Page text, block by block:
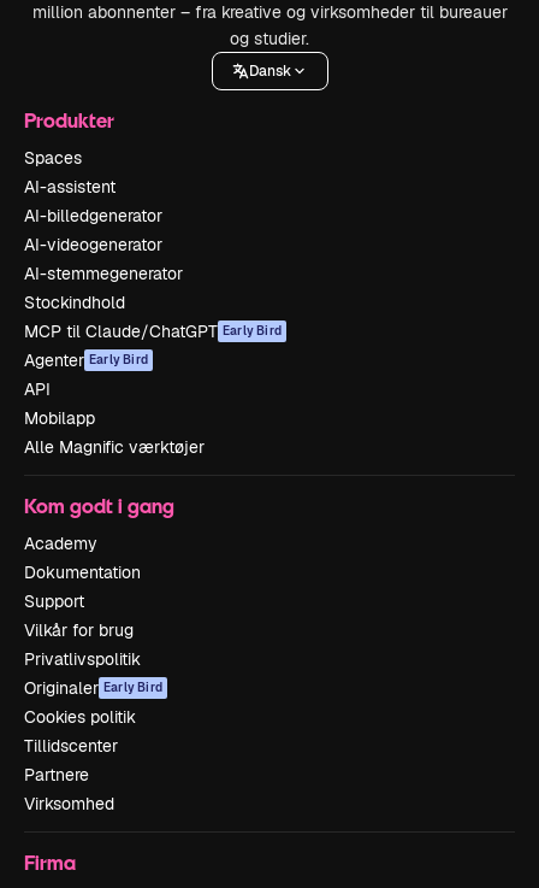
million abonnenter – fra kreative og virksomheder til bureauer
og studier.
Dansk
Produkter
Spaces
AI-assistent
AI-billedgenerator
AI-videogenerator
AI-stemmegenerator
Stockindhold
MCP til Claude/ChatGPT Early Bird
Agenter Early Bird
API
Mobilapp
Alle Magnific værktøjer
Kom godt i gang
Academy
Dokumentation
Support
Vilkår for brug
Privatlivspolitik
Originaler Early Bird
Cookies politik
Tillidscenter
Partnere
Virksomhed
Firma